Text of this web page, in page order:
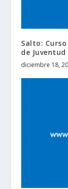
Salto:
de Juventud
diciembre 18,